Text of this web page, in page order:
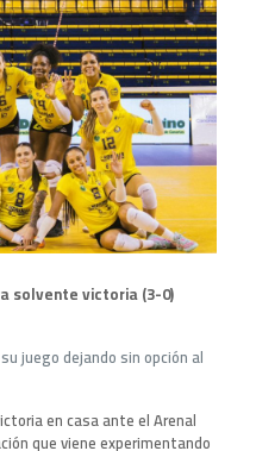
solvente victoria (3-0)
juego dejando sin opción al
en casa ante el Arenal
que viene experimentando